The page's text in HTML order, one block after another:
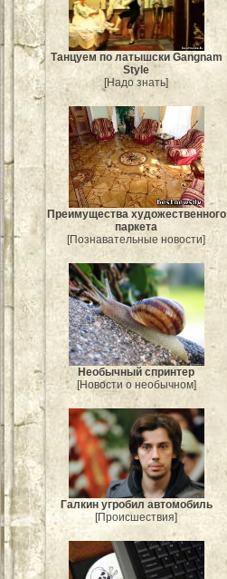
Танцуем по латышски Gangnam
Style
[Надо знать]
Преимущества художественного
паркета
[Познавательные новости]
Необычный спринтер
[Новости о необычном]
Галкин угробил автомобиль
[Происшествия]